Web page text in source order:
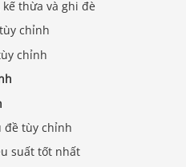
thừa và ghi đè
chỉnh
chỉnh
đề tùy chỉnh
suất tốt nhất